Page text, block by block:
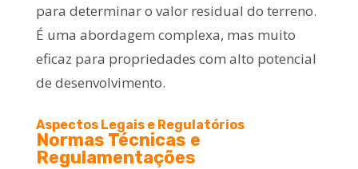
para determinar o valor residual do terreno.
É uma abordagem complexa, mas muito
eficaz para propriedades com alto potencial
de desenvolvimento.
Aspectos Legais e Regulatórios
Normas Técnicas e
Regulamentações